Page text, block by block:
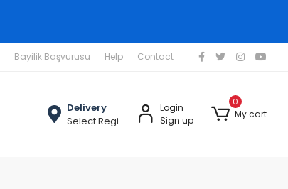
Bayilik Başvurusu Help Contact
Delivery
Select Region
Login
Sign up
0
My cart